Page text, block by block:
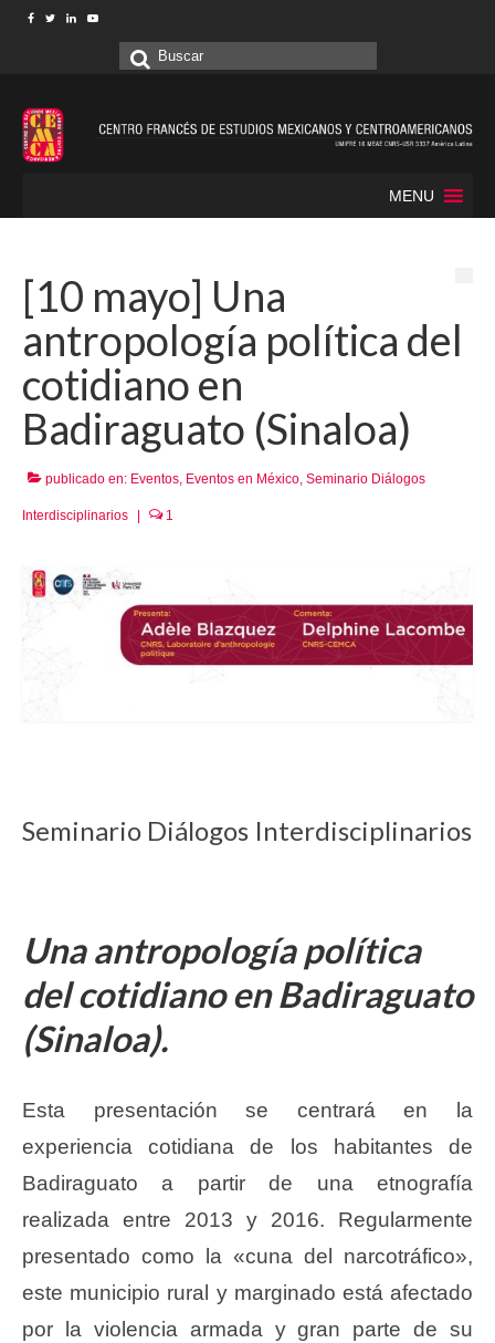
Buscar
MENU
[10 mayo] Una
antropología política del
cotidiano en
Badiraguato (Sinaloa)
publicado en: Eventos, Eventos en México, Seminario Diálogos
Interdisciplinarios 1
Seminario Diálogos Interdisciplinarios
Una antropología política
del cotidiano en Badiraguato
(Sinaloa).
Esta presentación se centrará en la
experiencia cotidiana de los habitantes de
Badiraguato a partir de una etnografía
realizada entre 2013 y 2016. Regularmente
presentado como la «cuna del narcotráfico»,
este municipio rural y marginado está afectado
por la violencia armada y gran parte de su